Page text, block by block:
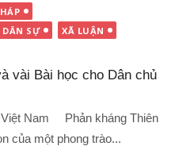
SỰ XÃ LUẬN
vài Bài học cho Dân chủ
Nam Phản kháng Thiên
của một phong trào...